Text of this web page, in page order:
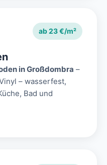
ab 23 €/m²
in Großdombra –
– wasserfest,
Bad und